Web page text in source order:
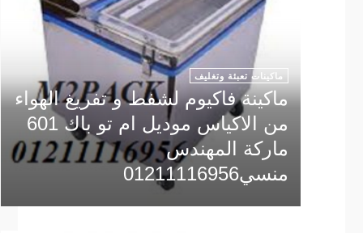
ماكينات تعبئة وتغليف
ماكينة فاكيوم لشفط و تفريغ الهواء
من الاكياس موديل ام تو باك 601
ماركة المهندس
منسي01211116956